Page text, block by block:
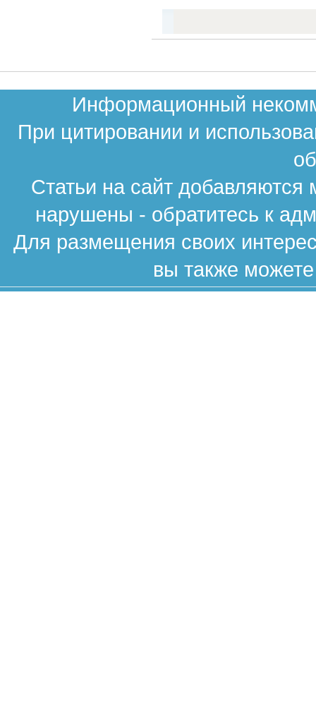
Информационный
При цитировании и
Статьи на сайт
нарушены - обратитесь к
Для размещения своих
вы также